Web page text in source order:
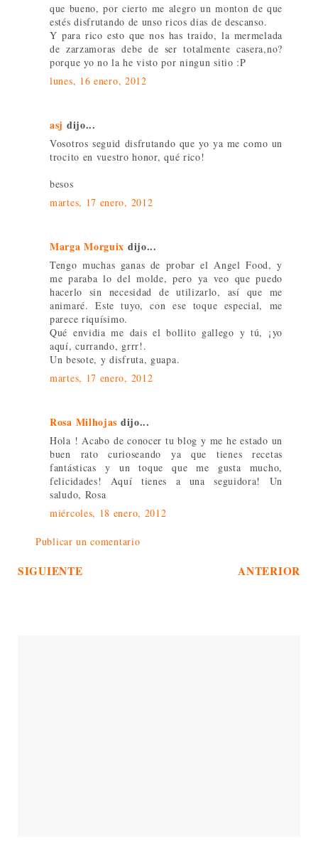
que bueno, por cierto me alegro un monton de que
estés disfrutando de unso ricos dias de descanso.
Y para rico esto que nos has traido, la mermelada
de zarzamoras debe de ser totalmente casera,no?
porque yo no la he visto por ningun sitio :P
lunes, 16 enero, 2012
asj dijo...
Vosotros seguid disfrutando que yo ya me como un
trocito en vuestro honor, qué rico!
besos
martes, 17 enero, 2012
Marga Morguix dijo...
Tengo muchas ganas de probar el Angel Food, y
me paraba lo del molde, pero ya veo que puedo
hacerlo sin necesidad de utilizarlo, así que me
animaré. Este tuyo, con ese toque especial, me
parece riquísimo.
Qué envidia me dais el bollito gallego y tú, ¡yo
aquí, currando, grrr!.
Un besote, y disfruta, guapa.
martes, 17 enero, 2012
Rosa Milhojas dijo...
Hola ! Acabo de conocer tu blog y me he estado un
buen rato curioseando ya que tienes recetas
fantásticas y un toque que me gusta mucho,
felicidades! Aquí tienes a una seguidora! Un
saludo, Rosa
miércoles, 18 enero, 2012
Publicar un comentario
SIGUIENTE ANTERIOR